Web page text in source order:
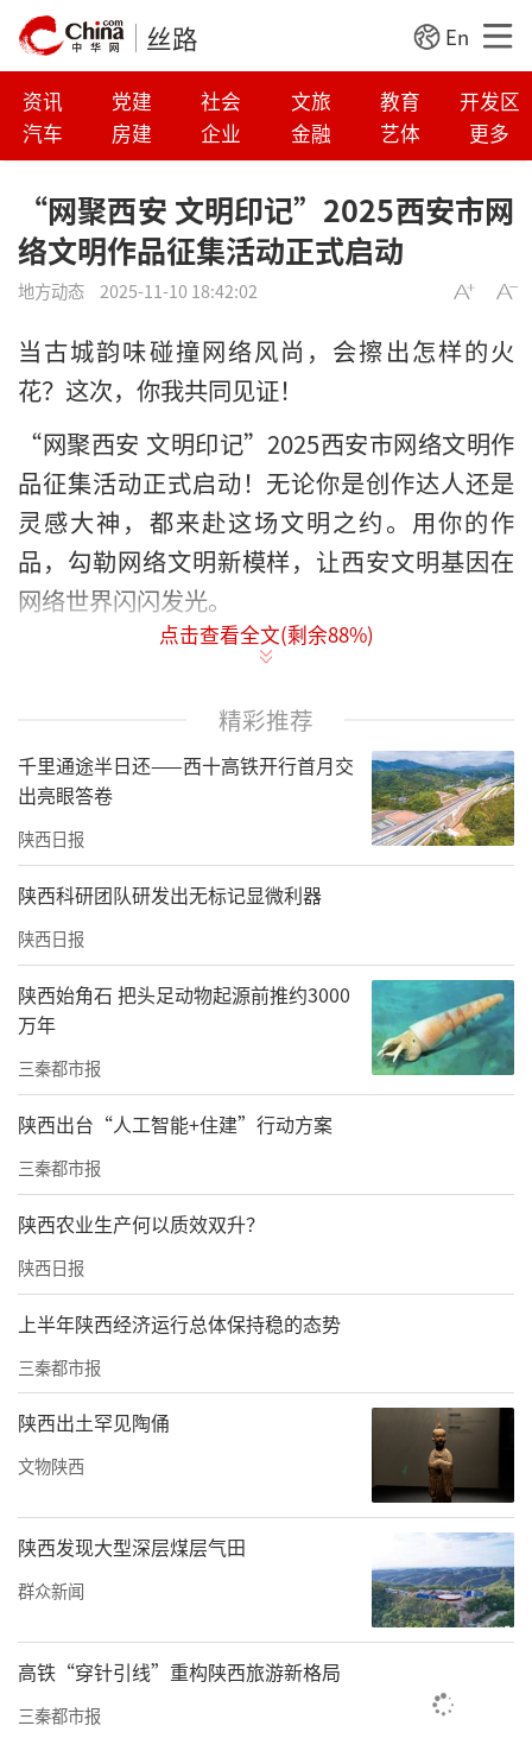
丝路 En
资讯 党建 社会 文旅 教育
开发区
汽车
房建 企业 金融 艺体 更多
“网聚西安 文明印记”2025西安市网
络文明作品征集活动正式启动
地方动态 2025-11-10 18:42:02
当古城韵味碰撞网络风尚，会擦出怎样的火
花？这次，你我共同见证！
“网聚西安 文明印记”2025西安市网络文明作
品征集活动正式启动！无论你是创作达人还是
灵感大神，都来赴这场文明之约。用你的作
品，勾勒网络文明新模样，让西安文明基因在
网络世界闪闪发光。
征集主题
网聚西安 文明印记
主办单位：中共西安市委网信办
承办单位：搜狐新闻&搜狐陕西
征集对象
全网用户（个人、团体均可参与）
作品类型及要求
视频类：时长30秒-5分钟，画面清晰、声音流
畅，格式为MP4，视频大小不超过200M，内容
围绕网络文明内涵、网民参与路径、网络谣言
识别、正能量传播等方向创作，兼具创新性与
感染力。
图片类：格式为JPG、PNG、GIF，分辨率不低
于1080P，单张图片大小不超过30MB，可为摄
影作品、漫画、海报设计等，需紧扣主题，传
递积极向上的文明理念。
点击查看全文(剩余88%)
精彩推荐
千里通途半日还——西十高铁开行首月交
出亮眼答卷
陕西日报
陕西科研团队研发出无标记显微利器
陕西日报
陕西始角石 把头足动物起源前推约3000
万年
三秦都市报
陕西出台“人工智能+住建”行动方案
三秦都市报
陕西农业生产何以质效双升？
陕西日报
上半年陕西经济运行总体保持稳的态势
三秦都市报
陕西出土罕见陶俑
文物陕西
陕西发现大型深层煤层气田
群众新闻
高铁“穿针引线”重构陕西旅游新格局
三秦都市报